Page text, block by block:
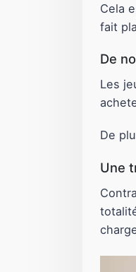
Cela
fait
De
Les
De
Une